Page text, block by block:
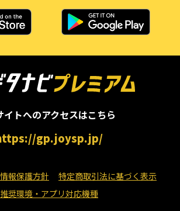
イトへのアクセスはこちら
gp.joysp.jp/
報保護方針
特定商取引法に基づく表示
推奨環境・アプリ対応機種